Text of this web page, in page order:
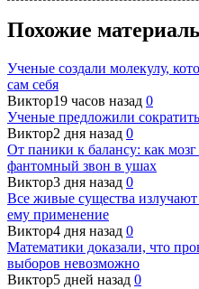
Похожие
Ученые создали молекулу,
сам себя
Виктор19 часов назад 0
Ученые предложили
Виктор2 дня назад 0
От паники к балансу: как
фантомный звон в ушах
Виктор3 дня назад 0
Все живые существа
ему применение
Виктор4 дня назад 0
Математики доказали, что
выборов невозможно
Виктор5 дней назад 0